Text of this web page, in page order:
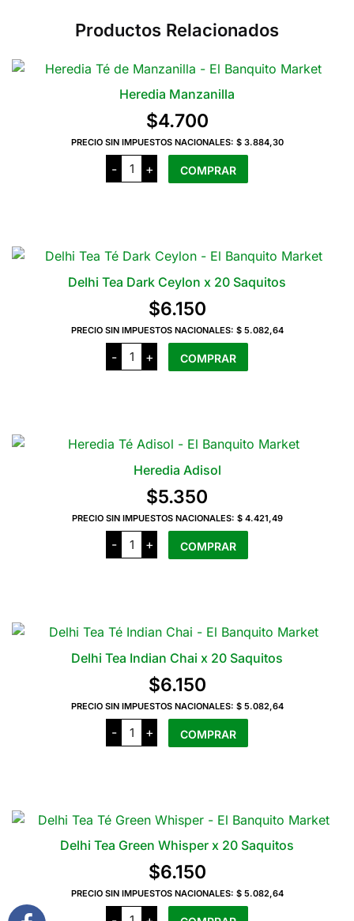
Productos Relacionados
Heredia Manzanilla
$4.700
PRECIO SIN IMPUESTOS NACIONALES: $ 3.884,30
-
Heredia
Manzanilla
cantidad
+ COMPRAR
Delhi Tea Dark Ceylon x 20 Saquitos
$6.150
PRECIO SIN IMPUESTOS NACIONALES: $ 5.082,64
-
Delhi
Tea
Dark
+ COMPRAR
Heredia Adisol
$5.350
PRECIO SIN IMPUESTOS NACIONALES: $ 4.421,49
-
Heredia
Adisol
cantidad
+ COMPRAR
Delhi Tea Indian Chai x 20 Saquitos
$6.150
PRECIO SIN IMPUESTOS NACIONALES: $ 5.082,64
-
Delhi
Tea
Indian
+ COMPRAR
Delhi Tea Green Whisper x 20 Saquitos
$6.150
PRECIO SIN IMPUESTOS NACIONALES: $ 5.082,64
Delhi